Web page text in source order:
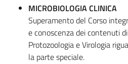
MICROBIOLOGIA CLINICA
Superamento del Corso
e conoscenza dei contenuti
Protozoologia e Virologia
la parte speciale.